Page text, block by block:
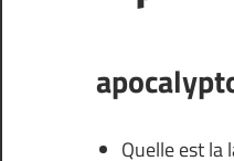
Quelle est la